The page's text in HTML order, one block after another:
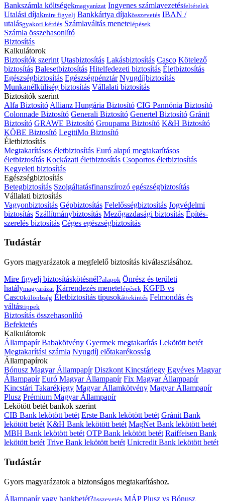
Bankszámla költségekmagyarázat Ingyenes számlavezetésfeltételek
Utalási díjakmire figyelj Bankkártya díjakösszevetés IBAN /
utalásgyakori kérdés Számlaváltás menetelépések
Számla összehasonlító
Biztosítás
Kalkulátorok
Biztosítók szerint Utasbiztosítás Lakásbiztosítás Casco Kötelező
biztosítás Balesetbiztosítás Hitelfedezeti biztosítás Életbiztosítás
Egészségbiztosítás Egészségpénztár Nyugdíjbiztosítás
Munkanélküliség biztosítás Vállalati biztosítás
Biztosítók szerint
Alfa Biztosító Allianz Hungária Biztosító CIG Pannónia Biztosító
Colonnade Biztosító Generali Biztosító Genertel Biztosító Gránit
Biztosító GRAWE Biztosító Groupama Biztosító K&H Biztosító
KÖBE Biztosító LegitiMo Biztosító
Életbiztosítás
Megtakarításos életbiztosítás Euró alapú megtakarításos
életbiztosítás Kockázati életbiztosítás Csoportos életbiztosítás
Kegyeleti biztosítás
Egészségbiztosítás
Betegbiztosítás Szolgáltatásfinanszírozó egészségbiztosítás
Vállalati biztosítás
Vagyonbiztosítás Gépbiztosítás Felelősségbiztosítás Jogvédelmi
biztosítás Szállítmánybiztosítás Mezőgazdasági biztosítás Építés-
szerelés biztosítás Céges egészségbiztosítás
Tudástár
Gyors magyarázatok a megfelelő biztosítás kiválasztásához.
Mire figyelj biztosításkötésnél?alapok Önrész és területi
hatálymagyarázat Kárrendezés menetelépések KGFB vs
Cascokülönbség Életbiztosítás típusokáttekintés Felmondás és
váltástippek
Biztosítás összehasonlító
Befektetés
Kalkulátorok
Állampapír Babakötvény Gyermek megtakarítás Lekötött betét
Megtakarítási számla Nyugdíj előtakarékosság
Állampapírok
Bónusz Magyar Állampapír Diszkont Kincstárjegy Egyéves Magyar
Állampapír Euró Magyar Állampapír Fix Magyar Állampapír
Kincstári Takarékjegy Magyar Államkötvény Magyar Állampapír
Plusz Prémium Magyar Állampapír
Lekötött betét bankok szerint
CIB Bank lekötött betét Erste Bank lekötött betét Gránit Bank
lekötött betét K&H Bank lekötött betét MagNet Bank lekötött betét
MBH Bank lekötött betét OTP Bank lekötött betét Raiffeisen Bank
lekötött betét Trive Bank lekötött betét Unicredit Bank lekötött betét
Tudástár
Gyors magyarázatok a biztonságos megtakarításhoz.
Állampapír vagy bankbetét?összevetés MÁP Plusz vs Bónusz